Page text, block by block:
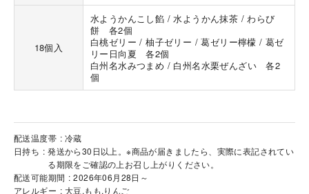
18個入
水ようかんこし餡 / 水ようかん抹茶 / わらび
餅 各2個
白桃ゼリー / 柚子ゼリー / 葛ゼリー檸檬 / 葛ゼ
リー日向夏 各2個
白州名水みつまめ / 白州名水栗ぜんざい 各2
個
配送温度帯
冷蔵
日持ち
発送から30日以上。※商品が届きましたら、実際に表記されてい
る期限をご確認の上お召し上がりください。
配送可能期間
2026年06月28日～
アレルギー
大豆,もも,りんご